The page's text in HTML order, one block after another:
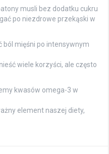
musli bez dodatku cukru
po niezdrowe przekąski w
mięśni po intensywnym
wiele korzyści, ale często
kwasów omega-3 w
element naszej diety,